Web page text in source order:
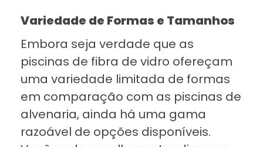
Variedade de Formas e Tamanhos
Embora seja verdade que as
piscinas de fibra de vidro ofereçam
uma variedade limitada de formas
em comparação com as piscinas de
alvenaria, ainda há uma gama
razoável de opções disponíveis.